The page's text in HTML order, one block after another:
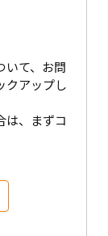
いて、お問
クアップし
は、まずコ